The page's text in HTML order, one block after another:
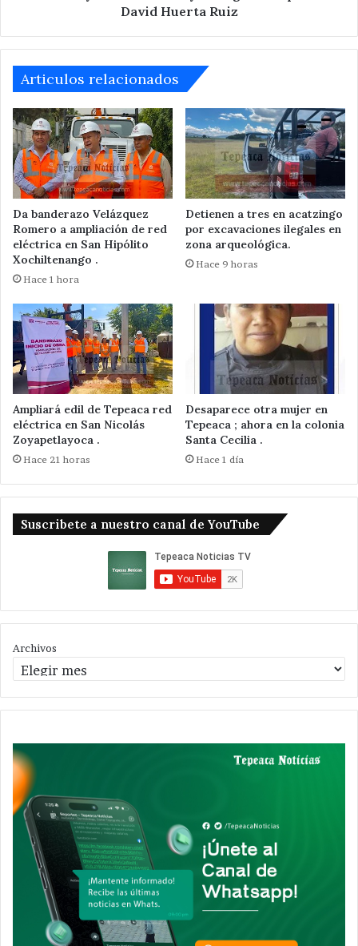
David Huerta Ruiz
Articulos relacionados
Da banderazo Velázquez
Romero a ampliación de red
eléctrica en San Hipólito
Xochiltenango .
Hace 1 hora
Detienen a tres en acatzingo
por excavaciones ilegales en
zona arqueológica.
Hace 9 horas
Ampliará edil de Tepeaca red
eléctrica en San Nicolás
Zoyapetlayoca .
Hace 21 horas
Desaparece otra mujer en
Tepeaca ; ahora en la colonia
Santa Cecilia .
Hace 1 día
Suscribete a nuestro canal de YouTube
Archivos